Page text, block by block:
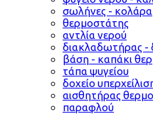
σωλήνες - κολάρα
θερμοστάτης
αντλία νερού
διακλαδωτήρας -
βάση - καπάκι
τάπα ψυγείου
δοχείο
αισθητήρας
παραφλού